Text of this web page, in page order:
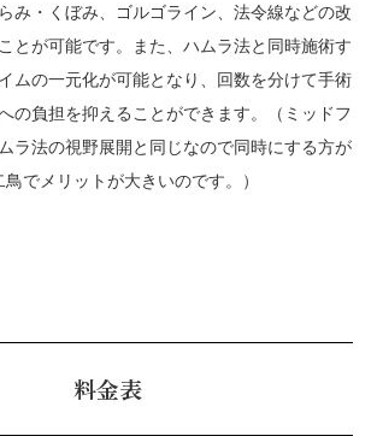
み・くぼみ、ゴルゴライン、法令線などの改
とが可能です。また、ハムラ法と同時施術す
ムの一元化が可能となり、回数を分けて手術
の負担を抑えることができます。（ミッドフ
ラ法の視野展開と同じなので同時にする方が
鳥でメリットが大きいのです。）
料金表